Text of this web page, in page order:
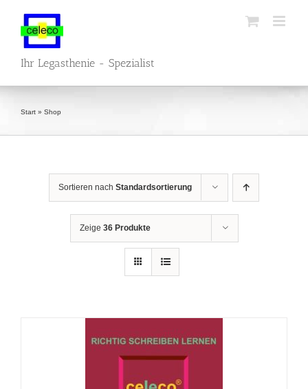
springen
Ihr Legasthenie - Spezialist
Start » Shop
Sortieren nach Standardsortierung
Zeige 36 Produkte